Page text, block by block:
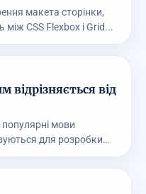
макета сторінки,
CSS Flexbox і Grid...
від
мови
для розробки